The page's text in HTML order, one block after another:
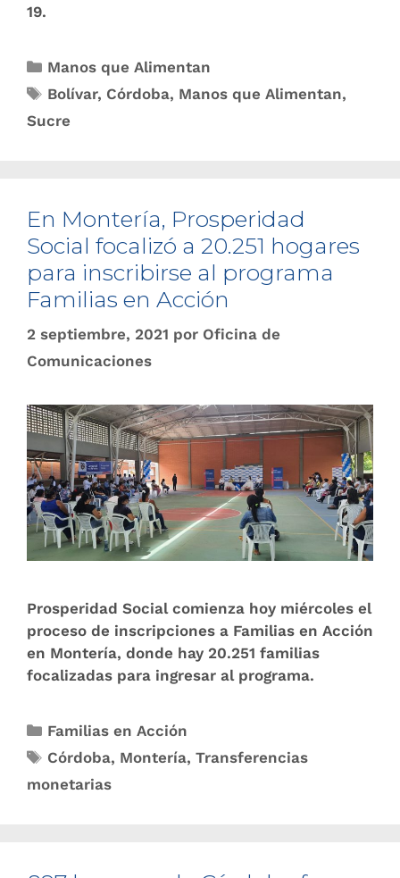
19.
Manos que Alimentan
Bolívar, Córdoba, Manos que Alimentan,
Sucre
En Montería, Prosperidad
Social focalizó a 20.251 hogares
para inscribirse al programa
Familias en Acción
2 septiembre, 2021 por Oficina de
Comunicaciones
Prosperidad Social comienza hoy miércoles el
proceso de inscripciones a Familias en Acción
en Montería, donde hay 20.251 familias
focalizadas para ingresar al programa.
Familias en Acción
Córdoba, Montería,Transferencias
monetarias